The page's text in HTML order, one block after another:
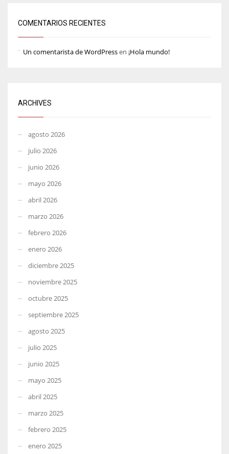
COMENTARIOS RECIENTES
Un comentarista de WordPressen ¡Hola mundo!
ARCHIVES
agosto 2026
julio 2026
junio 2026
mayo 2026
abril 2026
marzo 2026
febrero 2026
enero 2026
diciembre 2025
noviembre 2025
octubre 2025
septiembre 2025
agosto 2025
julio 2025
junio 2025
mayo 2025
abril 2025
marzo 2025
febrero 2025
enero 2025